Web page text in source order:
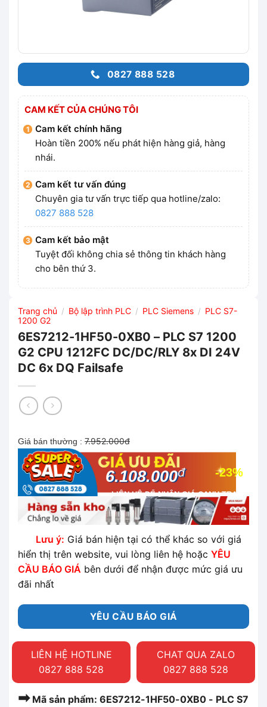
0827 888 528
CAM KẾT CỦA CHÚNG TÔI
Cam kết chính hãng
Hoàn tiền 200% nếu phát hiện hàng giả, hàng
nhái.
Cam kết tư vấn đúng
Chuyên gia tư vấn trực tiếp qua hotline/zalo:
0827 888 528
Cam kết bảo mật
Tuyệt đối không chia sẻ thông tin khách hàng
cho bên thứ 3.
Trang chủ / Bộ lập trình PLC / PLC Siemens / PLC S7-
1200 G2
6ES7212-1HF50-0XB0 – PLC S7 1200
G2 CPU 1212FC DC/DC/RLY 8x DI 24V
DC 6x DQ Failsafe
Giá bán thường : 7.952.000đ
-23%
6.108.000đ
LIÊN HỆ ĐỂ NHẬN GIÁ CẠNH TRANH
NHẤT THỊ TRƯỜNG
Lưu ý: Giá bán hiện tại có thể khác so với giá
hiển thị trên website, vui lòng liên hệ hoặc YÊU
CẦU BÁO GIÁ bên dưới để nhận được mức giá ưu
đãi nhất
YÊU CẦU BÁO GIÁ
LIÊN HỆ HOTLINE
0827 888 528
CHAT QUA ZALO
0827 888 528
➡Mã sản phẩm: 6ES7212-1HF50-0XB0 - PLC S7